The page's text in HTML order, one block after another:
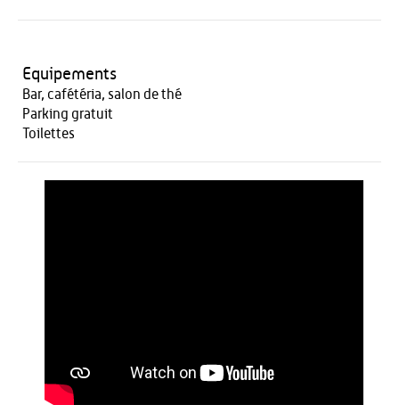
Equipements
Bar, cafétéria, salon de thé
Parking gratuit
Toilettes